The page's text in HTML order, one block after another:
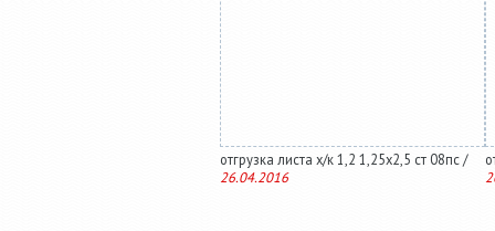
отгрузка листа х/к 1,2 1,25х2,5 ст 08пс /
26.04.2016